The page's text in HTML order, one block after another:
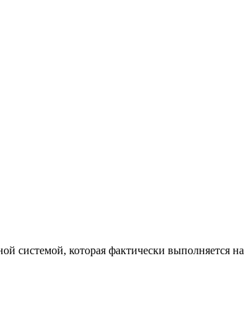
системой, которая фактически выполняется